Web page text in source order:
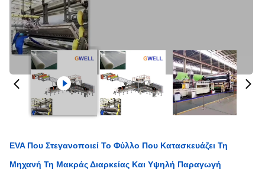
EVA Που Στεγανοποιεί Το Φύλλο Που Κατασκευάζει Τη
Μηχανή Τη Μακράς Διαρκείας Και Υψηλή Παραγωγή